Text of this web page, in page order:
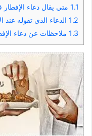
1.1 متي يقال دعاء
1.2 الدعاء الذي تقوله
1.3 ملاحظات عن دعاء